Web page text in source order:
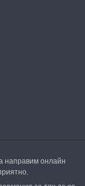
направим онлайн